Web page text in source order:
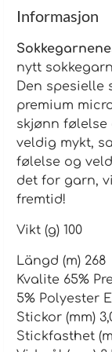
Informasjon
nytt
Den spesielle
premium
skjønn følelse
veldig mykt,
følelse og
det for garn,
fremtid!
Vikt (g) 100
Längd (m) 268
Kvalite 65%
5% Polyester
Stickor (mm)
Stickfasthet